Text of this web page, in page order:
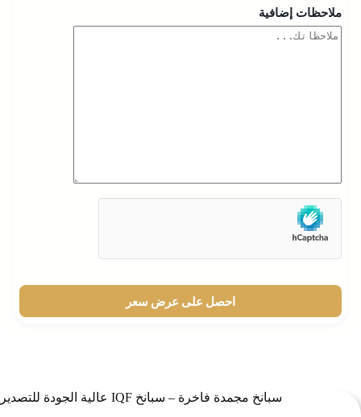
ملاحظات إضافية
احصل على عرض سعر
سبانخ مجمدة فاخرة – سبانخ IQF عالية الجودة للتصدير